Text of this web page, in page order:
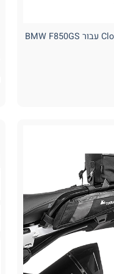
בולם קדמי Close cartridge עבור BMW F850GS